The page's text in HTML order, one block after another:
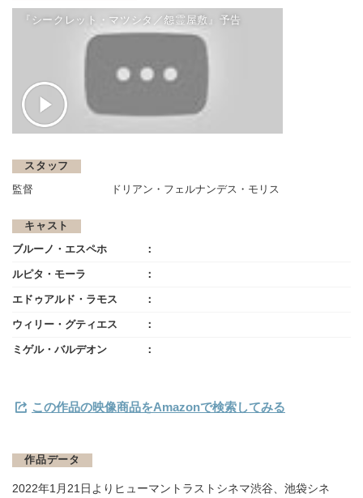
『シークレット・マツシタ／怨霊屋敷』予告
スタッフ
監督 ドリアン・フェルナンデス・モリス
キャスト
ブルーノ・エスペホ
ルピタ・モーラ
エドゥアルド・ラモス
ウィリー・グティエス
ミゲル・バルデオン
この作品の映像商品をAmazonで検索してみる
作品データ
2022年1月21日よりヒューマントラストシネマ渋谷、池袋シネ